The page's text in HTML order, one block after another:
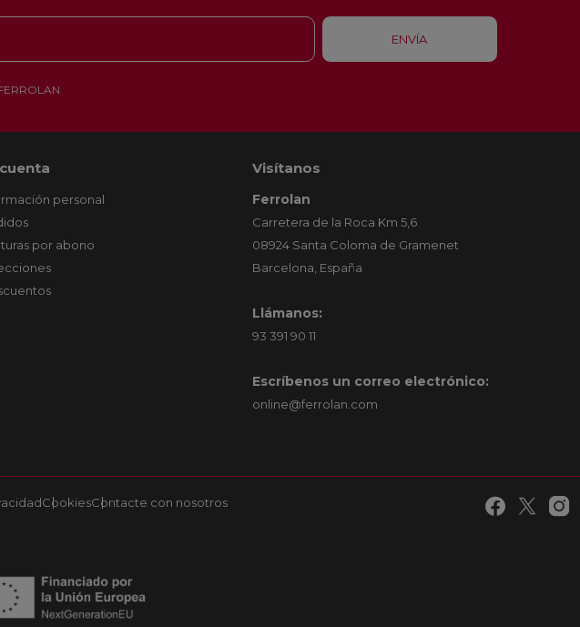
personal
por abono
Visítanos
Ferrolan
Carretera de la Roca Km 5,6
08924 Santa Coloma de Gramenet
Barcelona, España
Llámanos:
93 391 90 11
Escríbenos un correo electrónico:
online@ferrolan.com
CookiesContacte con nosotros